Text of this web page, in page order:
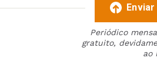
Periódico
gratuito,
ao